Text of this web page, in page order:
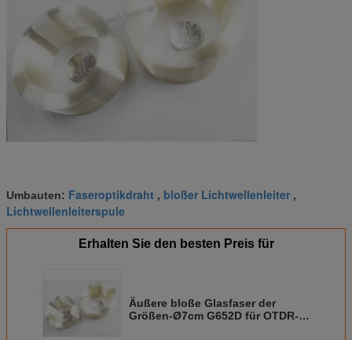
Umbauten: Faseroptikdraht , bloßer Lichtwellenleiter ,
Lichtwellenleiterspule
Erhalten Sie den besten Preis für
Äußere bloße Glasfaser der
Größen-Ø7cm G652D für OTDR-